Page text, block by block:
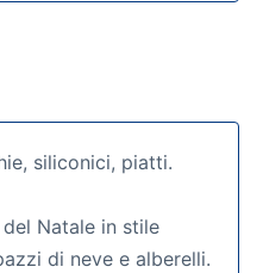
siliconici, piatti.
Natale in stile
di neve e alberelli.